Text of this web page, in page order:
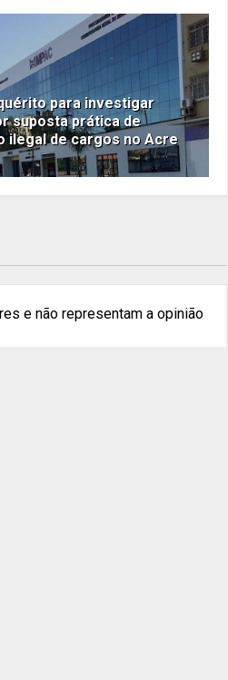
para investigar
suposta prática de
ilegal de cargos no Acre
e não representam a opinião